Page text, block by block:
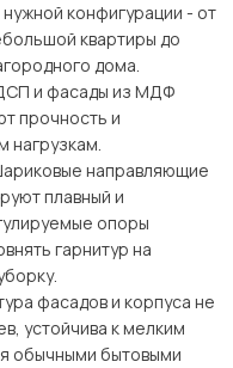
конфигурации - от
квартиры до
дома.
и фасады из МДФ
прочность и
нагрузкам.
направляющие
плавный и
опоры
гарнитур на
фасадов и корпуса не
устойчива к мелким
обычными бытовыми